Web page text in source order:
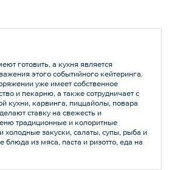
готовить, а кухня является
этого событийного кейтеринга.
уже имеет собственное
и пекарню, а также сотрудничает с
кухни, карвинга, пиццайолы, повара
ставку на свежесть и
традиционные и колоритные
холодные закуски, салаты, супы, рыба и
блюда из мяса, паста и ризотто, еда на